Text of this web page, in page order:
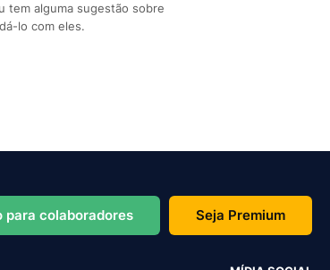
tem alguma sugestão sobre
lo com eles.
para colaboradores Seja Premium